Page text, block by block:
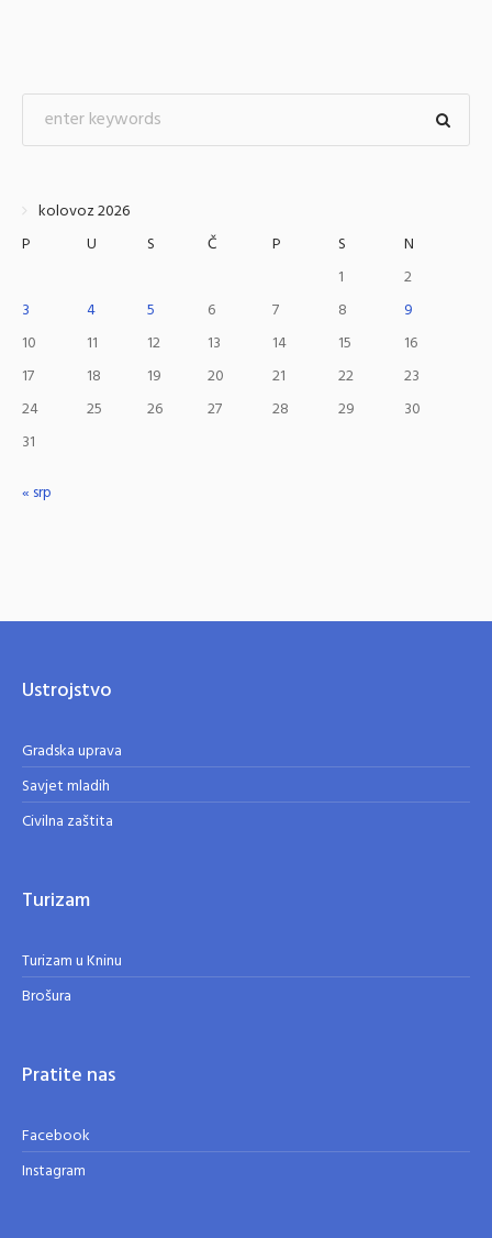
kolovoz 2026
P
U S Č P S
N
1
2
3
4 5 6 7 8
9
10
11 12 13 14 15
16
17
18 19 20 21 22
23
24
25 26 27 28 29
30
31
« srp
Ustrojstvo
Gradska uprava
Savjet mladih
Civilna zaštita
Turizam
Turizam u Kninu
Brošura
Pratite nas
Facebook
Instagram